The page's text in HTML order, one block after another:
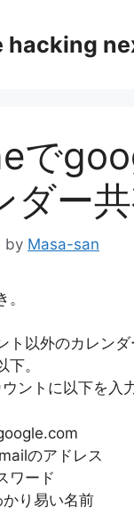
hacking
で
ダー
by Masa-san
ト以外のカレン
。
ントに以下を入
のアドレス
ワード
り易い名前